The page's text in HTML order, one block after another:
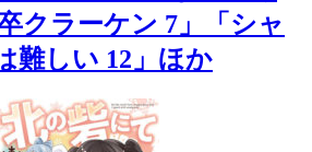
クラーケン 7」「シャ
難しい 12」ほか